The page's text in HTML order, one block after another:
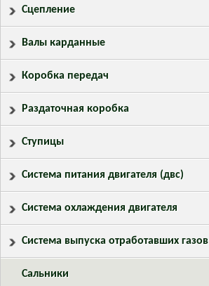
Сцепление
Валы карданные
Коробка передач
Раздаточная коробка
Ступицы
Система питания двигателя (двс)
Система охлаждения двигателя
Система выпуска отработавших газов
Сальники